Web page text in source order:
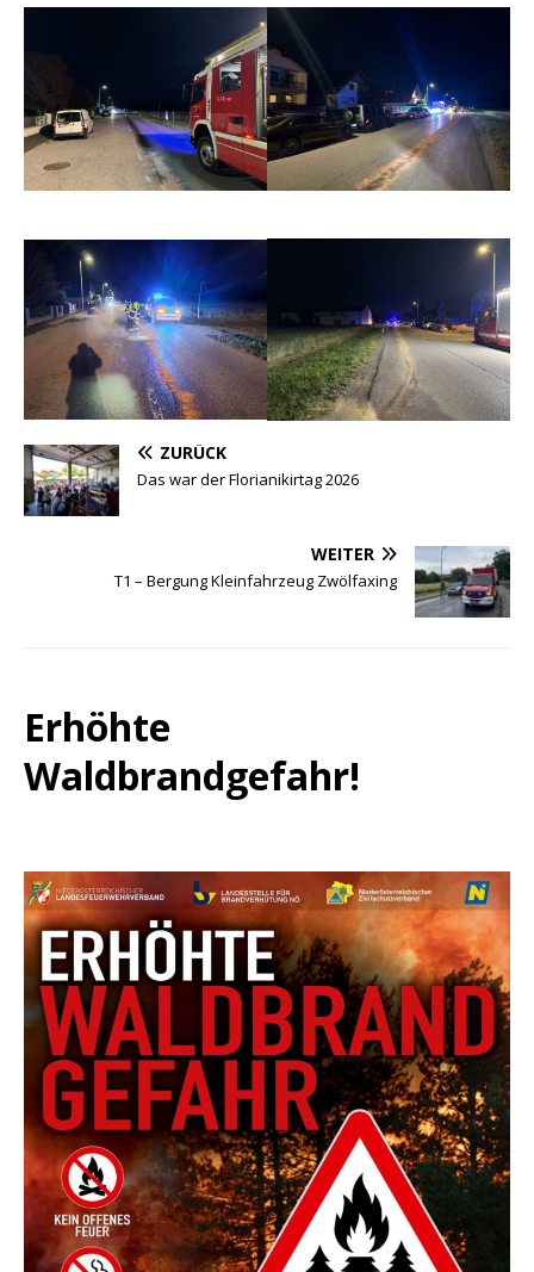
ZURÜCK
Das war der Florianikirtag 2026
WEITER
T1 – Bergung Kleinfahrzeug Zwölfaxing
Erhöhte
Waldbrandgefahr!